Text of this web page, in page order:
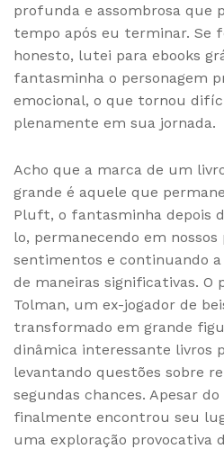
profunda e assombrosa que
tempo após eu terminar. Se
honesto, lutei para ebooks
fantasminha o personagem
emocional, o que tornou
plenamente em sua jornada.
Acho que a marca de um
grande é aquele que
Pluft, o fantasminha depois
lo, permanecendo em nossos
sentimentos e continuando
de maneiras significativas. O
Tolman, um ex-jogador de
transformado em grande
dinâmica interessante livros
levantando questões sobre
segundas chances. Apesar
finalmente encontrou seu
uma exploração provocativa